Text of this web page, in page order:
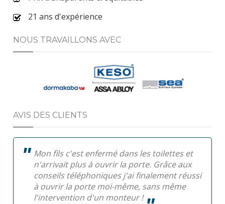
21 ans d'expérience
NOUS TRAVAILLONS AVEC
AVIS DES CLIENTS
Mon fils c'est enfermé dans les toilettes et
n'arrivait plus à ouvrir la porte. Grâce aux
conseils téléphoniques j'ai finalement réussi
à ouvrir la porte moi-même, sans même
l'intervention d'un monteur !